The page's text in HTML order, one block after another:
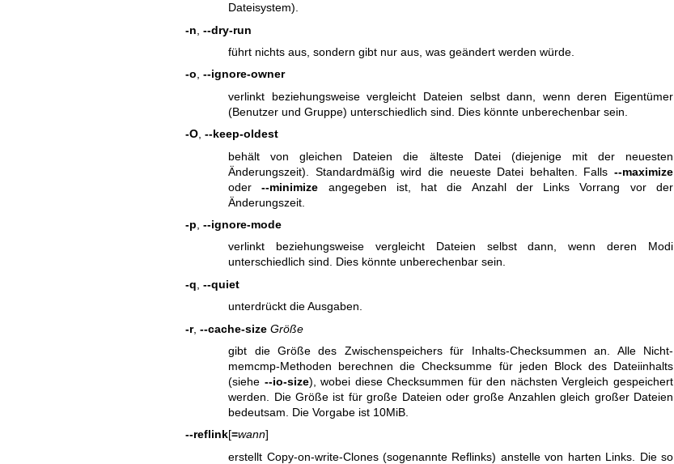
Dateisystem).
-n --dry-run
führt nichts aus, sondern gibt nur aus, was geändert werden würde.
-o, --ignore-owner
verlinkt beziehungsweise vergleicht Dateien selbst dann, wenn deren Eigentümer
(Benutzer und Gruppe) unterschiedlich sind. Dies könnte unberechenbar sein.
-O, --keep-oldest
behält von gleichen Dateien die älteste Datei (diejenige mit der neuesten
Änderungszeit). Standardmäßig wird die neueste Datei behalten. Falls --maximize
oder--minimize angegeben ist, hat die Anzahl der Links Vorrang vor der
Änderungszeit.
-p --ignore-mode
verlinkt beziehungsweise vergleicht Dateien selbst dann, wenn deren Modi
unterschiedlich sind. Dies könnte unberechenbar sein.
-q --quiet
unterdrückt die Ausgaben.
-r, --cache-size Größe
gibt die Größe des Zwischenspeichers für Inhalts-Checksummen an. Alle Nicht-
memcmp-Methoden berechnen die Checksumme für jeden Block des Dateiinhalts
(siehe --io-size), wobei diese Checksummen für den nächsten Vergleich gespeichert
werden. Die Größe ist für große Dateien oder große Anzahlen gleich großer Dateien
bedeutsam. Die Vorgabe ist 10MiB.
--reflink[=wann]
erstellt Copy-on-write-Clones (sogenannte Reflinks) anstelle von harten Links. Die so